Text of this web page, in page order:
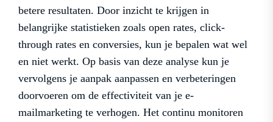
betere resultaten. Door inzicht te krijgen in
belangrijke statistieken zoals open rates, click-
through rates en conversies, kun je bepalen wat wel
en niet werkt. Op basis van deze analyse kun je
vervolgens je aanpak aanpassen en verbeteringen
doorvoeren om de effectiviteit van je e-
mailmarketing te verhogen. Het continu monitoren